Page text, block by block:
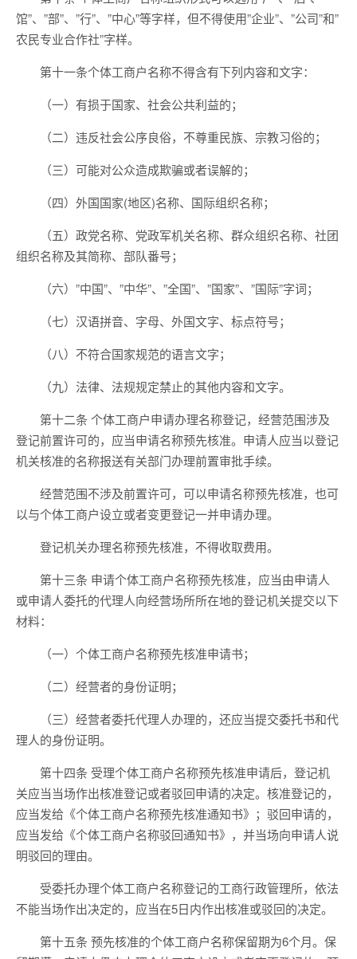
馆”、”部”、”行”、”中心”等字样，但不得使用”企业”、”公司”和”
农民专业合作社”字样。
第十一条个体工商户名称不得含有下列内容和文字：
（一）有损于国家、社会公共利益的；
（二）违反社会公序良俗，不尊重民族、宗教习俗的；
（三）可能对公众造成欺骗或者误解的；
（四）外国国家(地区)名称、国际组织名称；
（五）政党名称、党政军机关名称、群众组织名称、社团
组织名称及其简称、部队番号；
（六）”中国”、”中华”、”全国”、”国家”、”国际”字词；
（七）汉语拼音、字母、外国文字、标点符号；
（八）不符合国家规范的语言文字；
（九）法律、法规规定禁止的其他内容和文字。
第十二条 个体工商户申请办理名称登记，经营范围涉及
登记前置许可的，应当申请名称预先核准。申请人应当以登记
机关核准的名称报送有关部门办理前置审批手续。
经营范围不涉及前置许可，可以申请名称预先核准，也可
以与个体工商户设立或者变更登记一并申请办理。
登记机关办理名称预先核准，不得收取费用。
第十三条 申请个体工商户名称预先核准，应当由申请人
或申请人委托的代理人向经营场所所在地的登记机关提交以下
材料：
（一）个体工商户名称预先核准申请书；
（二）经营者的身份证明；
（三）经营者委托代理人办理的，还应当提交委托书和代
理人的身份证明。
第十四条 受理个体工商户名称预先核准申请后，登记机
关应当当场作出核准登记或者驳回申请的决定。核准登记的，
应当发给《个体工商户名称预先核准通知书》；驳回申请的，
应当发给《个体工商户名称驳回通知书》，并当场向申请人说
明驳回的理由。
受委托办理个体工商户名称登记的工商行政管理所，依法
不能当场作出决定的，应当在5日内作出核准或驳回的决定。
第十五条 预先核准的个体工商户名称保留期为6个月。保